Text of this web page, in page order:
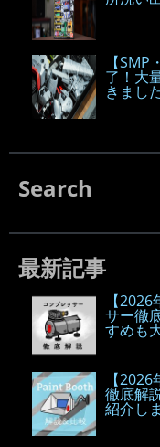
【
了！大
きまし
Search
最新記事
【
サー徹
すめも
【
徹底解
紹介し